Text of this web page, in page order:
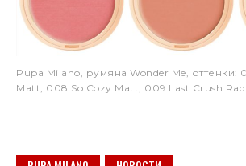
Pupa Milano, румяна Wonder Me, оттенки:
Matt, 008 So Cozy Matt, 009 Last Crush